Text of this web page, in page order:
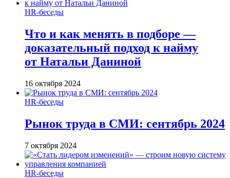
HR-беседы
Что и как менять в подборе —
доказательный подход к найму
от Натальи Даниной
16 октября 2024
HR-беседы
Рынок труда в СМИ: сентябрь 2024
7 октября 2024
HR-беседы